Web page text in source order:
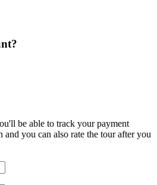
be able to track your payment
and you can also rate the tour after you